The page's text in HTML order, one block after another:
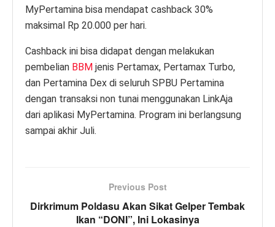
MyPertamina bisa mendapat cashback 30%
maksimal Rp 20.000 per hari.
Cashback ini bisa didapat dengan melakukan
pembelian BBM jenis Pertamax, Pertamax Turbo,
dan Pertamina Dex di seluruh SPBU Pertamina
dengan transaksi non tunai menggunakan LinkAja
dari aplikasi MyPertamina. Program ini berlangsung
sampai akhir Juli.
Previous Post
Dirkrimum Poldasu Akan Sikat Gelper Tembak
Ikan “DONI”, Ini Lokasinya